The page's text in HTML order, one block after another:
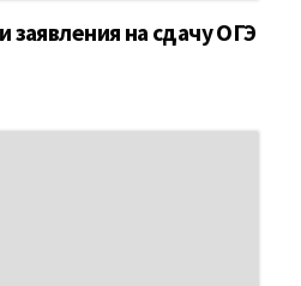
заявления на сдачу ОГЭ